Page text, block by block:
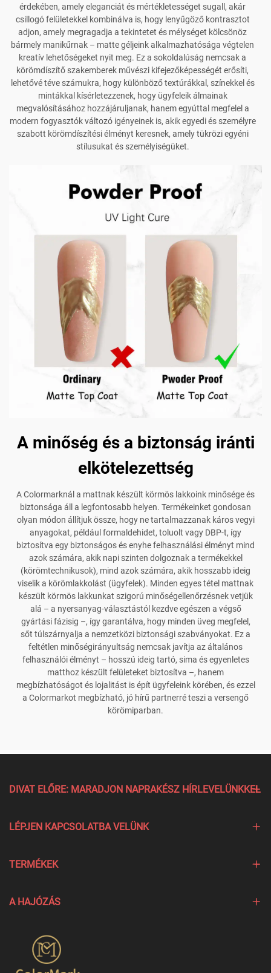
érdekében, amely eleganciát és mértékletességet sugall, akár
csillogó felületekkel kombinálva is, hogy lenyűgöző kontrasztot
adjon, amely megragadja a tekintetet és mélységet kölcsönöz
bármely manikűrnak – matte géljeink alkalmazhatósága végtelen
kreatív lehetőségeket nyit meg. Ez a sokoldalúság nemcsak a
körömdíszítő szakemberek művészi kifejezőképességét erősíti,
lehetővé téve számukra, hogy különböző textúrákkal, színekkel és
mintákkal kísérletezzenek, hogy ügyfeleik álmainak
megvalósításához hozzájáruljanak, hanem egyúttal megfelel a
modern fogyasztók változó igényeinek is, akik egyedi és személyre
szabott körömdíszítési élményt keresnek, amely tükrözi egyéni
stílusukat és személyiségüket.
A minőség és a biztonság iránti
elkötelezettség
A Colormarknál a mattnak készült körmös lakkoink minősége és
biztonsága áll a legfontosabb helyen. Termékeinket gondosan
olyan módon állítjuk össze, hogy ne tartalmazzanak káros vegyi
anyagokat, például formaldehidet, toluolt vagy DBP-t, így
biztosítva egy biztonságos és enyhe felhasználási élményt mind
azok számára, akik napi szinten dolgoznak a termékekkel
(körömtechnikusok), mind azok számára, akik hosszabb ideig
viselik a körömlakkolást (ügyfelek). Minden egyes tétel mattnak
készült körmös lakkunkat szigorú minőségellenőrzésnek vetjük
alá – a nyersanyag-választástól kezdve egészen a végső
gyártási fázisig –, így garantálva, hogy minden üveg megfelel,
sőt túlszárnyalja a nemzetközi biztonsági szabványokat. Ez a
feltétlen minőségirányultság nemcsak javítja az általános
felhasználói élményt – hosszú ideig tartó, sima és egyenletes
matthoz készült felületeket biztosítva –, hanem
megbízhatóságot és lojalitást is épít ügyfeleink körében, és ezzel
a Colormarkot megbízható, jó hírű partnerré teszi a versengő
körömiparban.
DIVAT ELŐRE: MARADJON NAPRAKÉSZ HÍRLEVELÜNKKEL
LÉPJEN KAPCSOLATBA VELÜNK
TERMÉKEK
A HAJÓZÁS